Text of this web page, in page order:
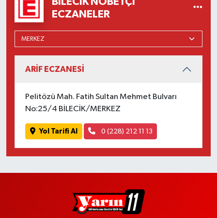
ECZANELER
ARİF ECZANESİ
Pelitözü Mah. Fatih Sultan Mehmet Bulvarı
No:25/4 BİLECİK/MERKEZ
Yol Tarifi Al 0 (228) 212 11 13